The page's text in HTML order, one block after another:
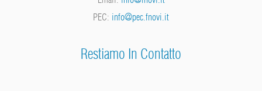
PEC: info@pec.fnovi.it
Restiamo In Contatto